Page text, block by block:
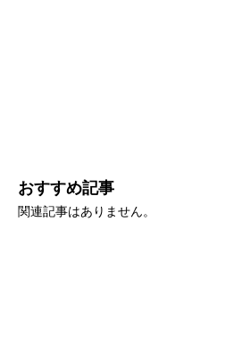
おすすめ記事
関連記事はありません。